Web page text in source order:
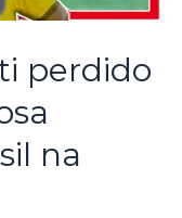
perdido
na